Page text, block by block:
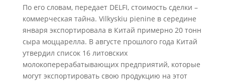
По его словам, передает DELFI, стоимость сделки –
коммерческая тайна. Vilkyskiu pienine в середине
января экспортировала в Китай примерно 20 тонн
сыра моццарелла. В августе прошлого года Китай
утвердил список 16 литовских
молокоперерабатывающих предприятий, которые
могут экспортировать свою продукцию на этот